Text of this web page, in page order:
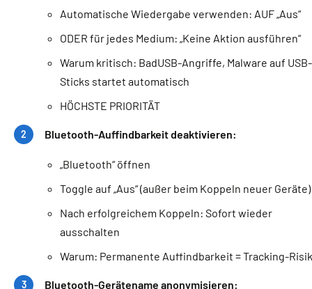
Automatische Wiedergabe verwenden: AUF „Aus“
ODER für jedes Medium: „Keine Aktion ausführen“
Warum kritisch: BadUSB-Angriffe, Malware auf USB-
Sticks startet automatisch
HÖCHSTE PRIORITÄT
Bluetooth-Auffindbarkeit deaktivieren:
„Bluetooth“ öffnen
Toggle auf „Aus“ (außer beim Koppeln neuer Geräte)
Nach erfolgreichem Koppeln: Sofort wieder
ausschalten
Warum: Permanente Auffindbarkeit = Tracking-
Bluetooth-Gerätename anonymisieren: